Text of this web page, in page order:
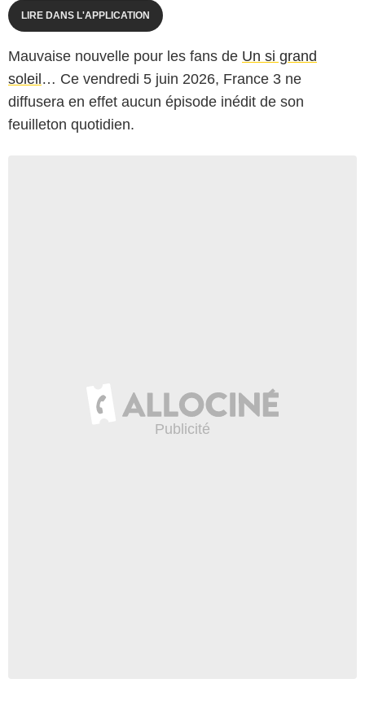
LIRE DANS L'APPLICATION
Mauvaise nouvelle pour les fans de Un si grand
soleil… Ce vendredi 5 juin 2026, France 3 ne
diffusera en effet aucun épisode inédit de son
feuilleton quotidien.